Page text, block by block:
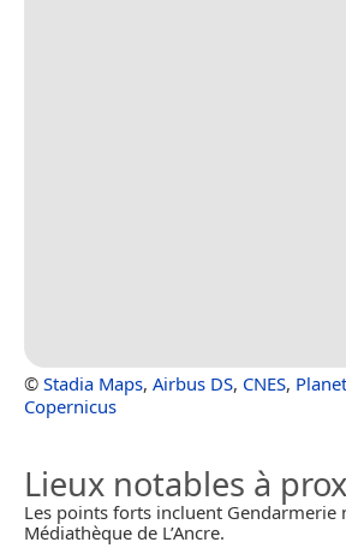
© Stadia Maps, Airbus DS, CNES,
Copernicus
Lieux notables à
Les points forts incluent Gendarmerie
Médiathèque de L’Ancre.